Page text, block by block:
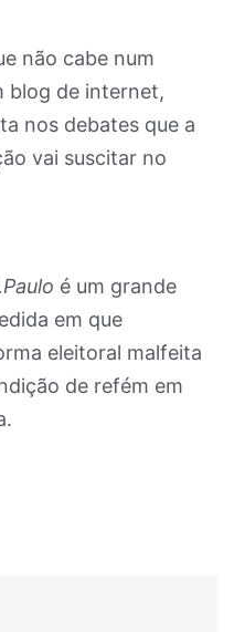
não cabe num
blog de internet,
nos debates que a
vai suscitar no
é um grande
em que
eleitoral malfeita
de refém em